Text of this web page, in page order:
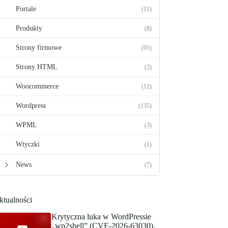
Portale (11)
Produkty (8)
Strony firmowe (91)
Strony HTML (2)
Woocommerce (12)
Wordpress (135)
WPML (3)
Wtyczki (1)
News (7)
Krytyczna luka w WordPressie
„wp2shell” (CVE-2026-63030).